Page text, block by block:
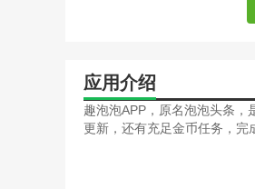
应用介绍
趣泡泡APP，原名泡泡头条
更新，还有充足金币任务，完